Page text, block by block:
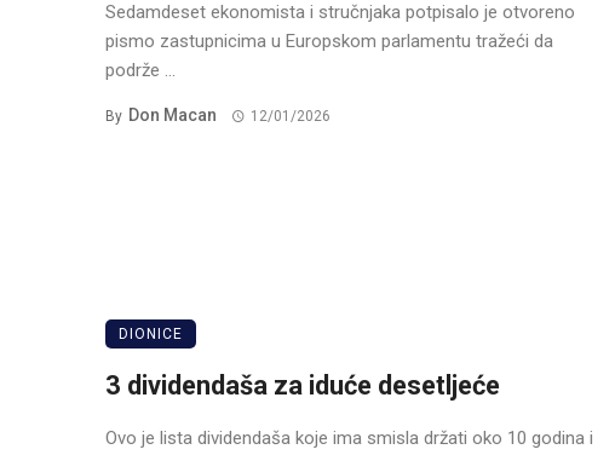
Sedamdeset ekonomista i stručnjaka potpisalo je otvoreno
pismo zastupnicima u Europskom parlamentu tražeći da
podrže ...
By Don Macan 12/01/2026
DIONICE
3 dividendaša za iduće desetljeće
Ovo je lista dividendaša koje ima smisla držati oko 10 godina i